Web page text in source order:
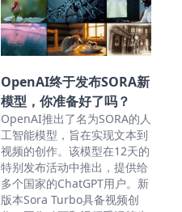
OpenAI终于发布SORA新
模型，你准备好了吗？
OpenAI推出了名为SORA的人
工智能模型，旨在实现文本到
视频的创作。该模型在12天的
特别发布活动中推出，提供给
多个国家的ChatGPT用户。新
版本Sora Turbo具备视频创